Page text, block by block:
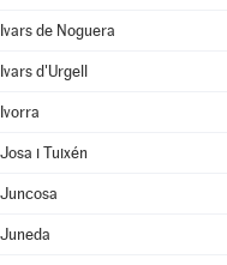
Ivars de Noguera
Ivars d'Urgell
Ivorra
Josa i Tuixén
Juncosa
Juneda